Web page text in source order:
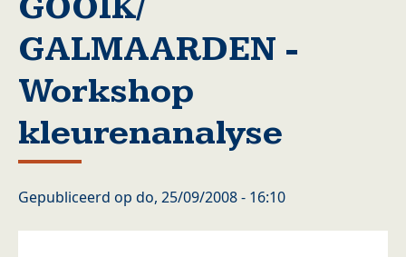
GALMAARDEN -
Workshop
kleurenanalyse
Gepubliceerd op do, 25/09/2008 - 16:10